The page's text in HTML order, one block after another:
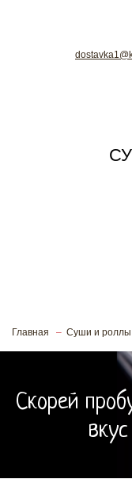
кухня
Главная Суши и роллы
Скорей